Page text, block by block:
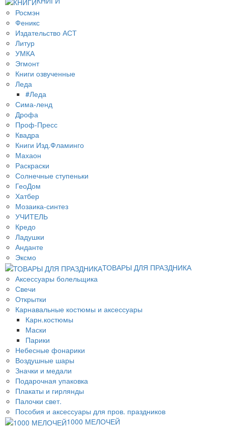
Росмэн
Феникс
Издательство АСТ
Литур
УМКА
Эгмонт
Книги озвученные
Леда
#Леда
Сима-ленд
Дрофа
Проф-Пресс
Квадра
Книги Изд.Фламинго
Махаон
Раскраски
Солнечные ступеньки
ГеоДом
Хатбер
Мозаика-синтез
УЧИТЕЛЬ
Кредо
Ладушки
Анданте
Эксмо
ТОВАРЫ ДЛЯ ПРАЗДНИКА
Аксессуары болельщика
Свечи
Открытки
Карнавальные костюмы и аксессуары
Карн.костюмы
Маски
Парики
Небесные фонарики
Воздушные шары
Значки и медали
Подарочная упаковка
Плакаты и гирлянды
Палочки свет.
Пособия и аксессуары для пров. праздников
1000 МЕЛОЧЕЙ